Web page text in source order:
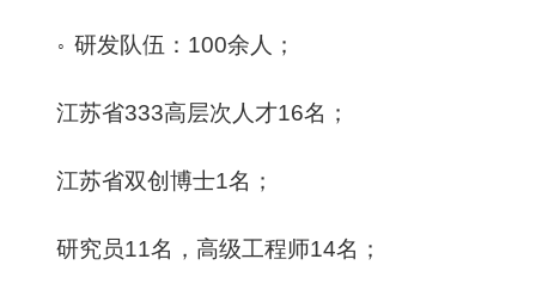
◦ 研发队伍：100余人；
江苏省333高层次人才16名；
江苏省双创博士1名；
研究员11名，高级工程师14名；